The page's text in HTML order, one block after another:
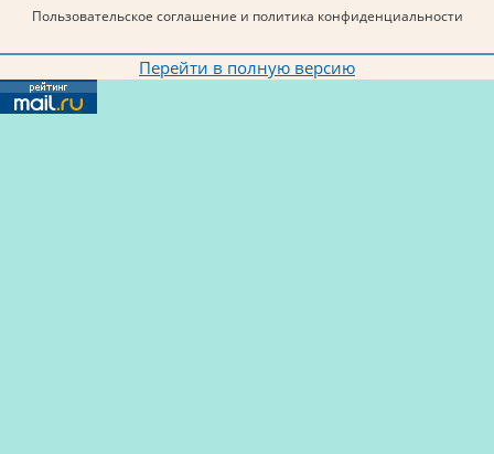
Пользовательское соглашение и политика конфиденциальности
Перейти в полную версию